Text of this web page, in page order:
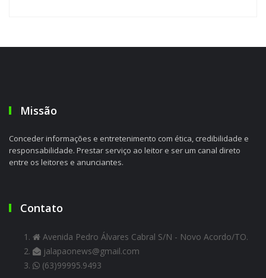
Missão
Conceder informações e entretenimento com ética, credibilidade e
responsabilidade. Prestar serviço ao leitor e ser um canal direto
entre os leitores e anunciantes.
Contato
Avenida Pedro Álvares Cabral S/N - Novo Acordo/TO.
jalapaonews@gmail.com
(63)99995.9493